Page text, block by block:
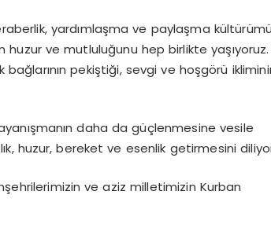
yardımlaşma ve paylaşma
huzur ve mutluluğunu hep birlikte yaşıyoruz.
pekiştiği, sevgi ve hoşgörü
daha da güçlenmesine vesile
huzur, bereket ve esenlik getirmesini
ve aziz milletimizin Kurban